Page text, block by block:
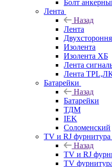
Болт
Лента
Назад
Лента
Изолента
Изолента ХБ
Лента
Лента
Батарейки
Назад
Батарейки
ТДМ
IEK
Соломенский
TV и RJ фурнитура
Назад
TV и RJ
TV